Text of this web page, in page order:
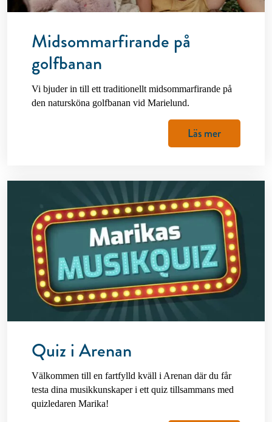
Midsommarfirande på
golfbanan
Vi bjuder in till ett traditionellt midsommarfirande på
den natursköna golfbanan vid Marielund.
Läs mer
Quiz i Arenan
Välkommen till en fartfylld kväll i Arenan där du får
testa dina musikkunskaper i ett quiz tillsammans med
quizledaren Marika!